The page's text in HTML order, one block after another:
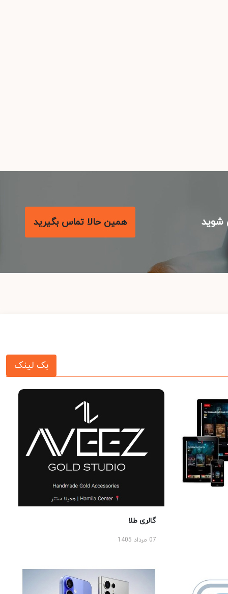
همین حالا تماس بگیرید
بک لینک
گالری طلا
07 مرداد 1405